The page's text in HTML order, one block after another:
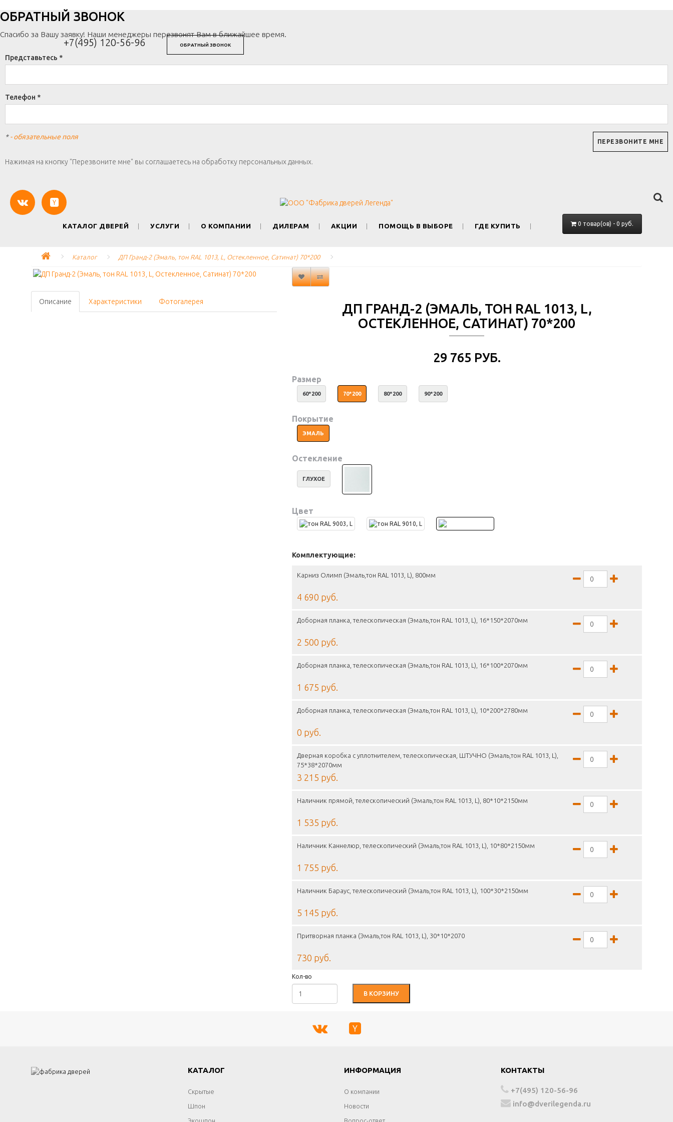
+7(495) 120-56-96 ОБРАТНЫЙ ЗВОНОК
ОБРАТНЫЙ ЗВОНОК
Спасибо за Вашу заявку! Наши менеджеры перезвонят Вам в ближайшее время.
Представьтесь *
Телефон *
*- обязательные поля
Нажимая на кнопку "Перезвоните мне" вы соглашаетесь на обработку персональных данных.
КАТАЛОГ ДВЕРЕЙ УСЛУГИ О КОМПАНИИ ДИЛЕРАМ АКЦИИ ПОМОЩЬ В ВЫБОРЕ ГДЕ КУПИТЬ 0 товар(ов) - 0 руб.
Каталог ДП Гранд-2 (Эмаль, тон RAL 1013, L, Остекленное, Сатинат) 70*200
Описание Характеристики Фотогалерея
ДП ГРАНД-2 (ЭМАЛЬ, ТОН RAL 1013, L,
ОСТЕКЛЕННОЕ, САТИНАТ) 70*200
29 765 РУБ.
Размер
60*200 70*200 80*200 90*200
Покрытие
ЭМАЛЬ
Остекление
ГЛУХОЕ
Цвет
Комплектующие:
Карниз Олимп (Эмаль,тон RAL 1013, L), 800мм
4 690 руб.
Доборная планка, телескопическая (Эмаль,тон RAL 1013, L), 16*150*2070мм
2 500 руб.
Доборная планка, телескопическая (Эмаль,тон RAL 1013, L), 16*100*2070мм
1 675 руб.
Доборная планка, телескопическая (Эмаль,тон RAL 1013, L), 10*200*2780мм
0 руб.
Дверная коробка с уплотнителем, телескопическая, ШТУЧНО (Эмаль,тон RAL 1013, L),
75*38*2070мм
3 215 руб.
Наличник прямой, телескопический (Эмаль,тон RAL 1013, L), 80*10*2150мм
1 535 руб.
Наличник Каннелюр, телескопический (Эмаль,тон RAL 1013, L), 10*80*2150мм
1 755 руб.
Наличник Бараус, телескопический (Эмаль,тон RAL 1013, L), 100*30*2150мм
5 145 руб.
Притворная планка (Эмаль,тон RAL 1013, L), 30*10*2070
730 руб.
Кол-во
В КОРЗИНУ
КАТАЛОГ
Скрытые
Шпон
Экошпон
ИНФОРМАЦИЯ
О компании
Новости
Вопрос-ответ
КОНТАКТЫ
+7(495) 120-56-96
info@dverilegenda.ru